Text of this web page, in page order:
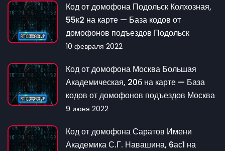
Код от домофона Подольск Колхозная,
55к2 на карте — База кодов от
домофонов подъездов Подольск
10 февраля 2022
Код от домофона Москва Большая
Академическая, 20б на карте — База
кодов от домофонов подъездов Москва
9 июня 2022
Код от домофона Саратов Имени
Академика С.Г. Навашина, 6ас1 на